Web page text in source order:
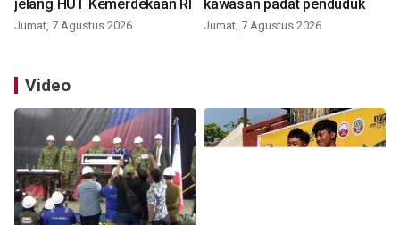
jelang HUT Kemerdekaan RI
Jumat, 7 Agustus 2026
kawasan padat penduduk
Jumat, 7 Agustus 2026
Video